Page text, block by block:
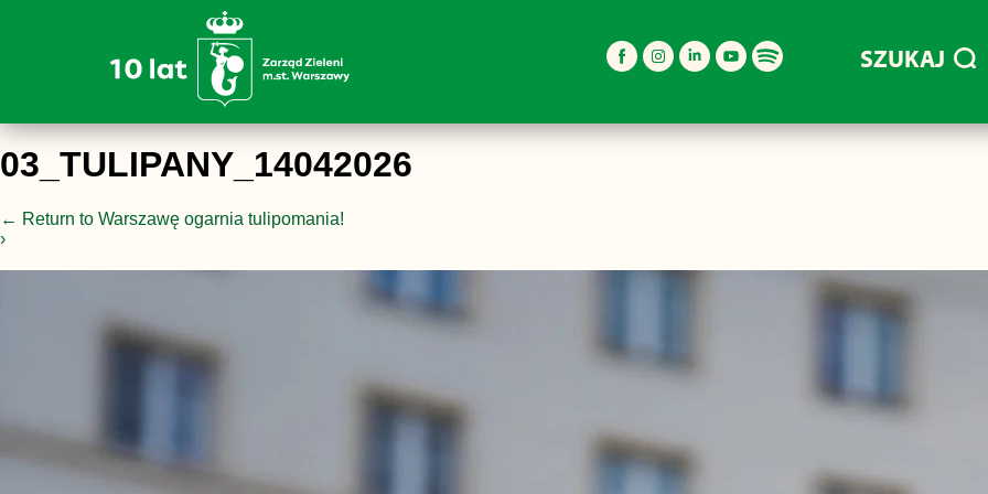
SZUKAJ
03_TULIPANY_14042026
← Return to Warszawę ogarnia tulipomania!
›